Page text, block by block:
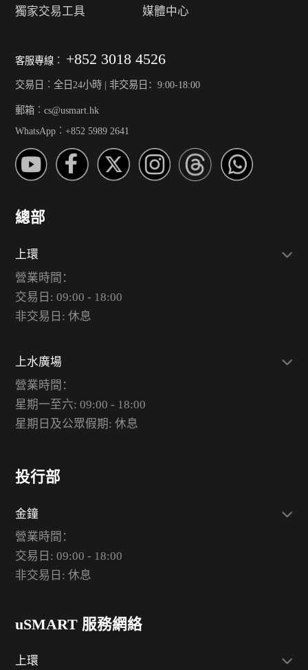
獨家交易工具
媒體中心
客服專線︰ +852 3018 4526
交易日︰全日24小時 | 非交易日：9:00-18:00
郵箱︰cs@usmart.hk
WhatsApp︰+852 5989 2641
總部
上環
營業時間：
交易日: 09:00 - 18:00
非交易日: 休息
上水廣場
營業時間：
星期一至六: 09:00 - 18:00
星期日及公眾假期: 休息
投行部
金鐘
營業時間：
交易日: 09:00 - 18:00
非交易日: 休息
uSMART 服務網絡
上環